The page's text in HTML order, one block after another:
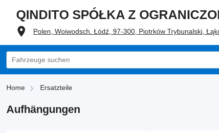
QINDITO SPÓŁKA Z
Polen, Woiwodsch. Łódź, 97-300, Piotrków Trybunalski,
Home Ersatzteile
Aufhängungen